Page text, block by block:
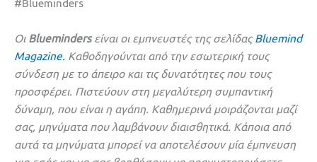
#Blueminders
Οι Bluemindersείναι οι εμπνευστές της σελίδαςBluemind
Magazine. Καθοδηγούνται από την εσωτερική τους
σύνδεση με το άπειρο και τις δυνατότητες που τους
προσφέρει. Πιστεύουν στη μεγαλύτερη συμπαντική
δύναμη, που είναι η αγάπη. Καθημερινά μοιράζονται μαζί
σας, μηνύματα που λαμβάνουν διαισθητικά. Κάποια από
αυτά τα μηνύματα μπορεί να αποτελέσουν μία έμπνευση